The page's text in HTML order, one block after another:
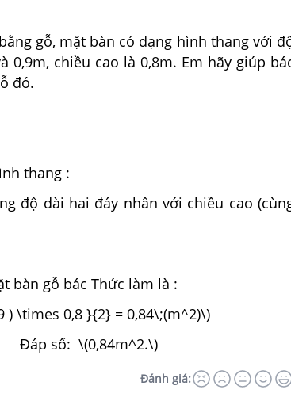
gỗ, mặt bàn có dạng hình thang với
0,9m, chiều cao là 0,8m. Em hãy giúp
đó.
thang :
độ dài hai đáy nhân với chiều cao
bàn gỗ bác Thức làm là :
) \times 0,8 }{2} = 0,84\;(m^2)\)
\(0,84m^2.\)
Đánh giá: